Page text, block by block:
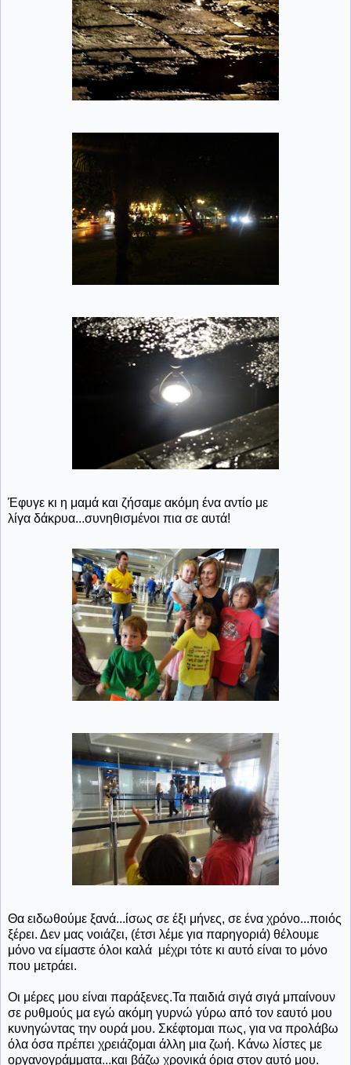
Έφυγε κι η μαμά και ζήσαμε ακόμη ένα αντίο με
λίγα δάκρυα...συνηθισμένοι πια σε αυτά!
Θα ειδωθούμε ξανά...ίσως σε έξι μήνες, σε ένα χρόνο...ποιός
ξέρει. Δεν μας νοιάζει, (έτσι λέμε για παρηγοριά) θέλουμε
μόνο να είμαστε όλοι καλά μέχρι τότε κι αυτό είναι το μόνο
που μετράει.
Οι μέρες μου είναι παράξενες.Τα παιδιά σιγά σιγά μπαίνουν
σε ρυθμούς μα εγώ ακόμη γυρνώ γύρω από τον εαυτό μου
κυνηγώντας την ουρά μου. Σκέφτομαι πως, για να προλάβω
όλα όσα πρέπει χρειάζομαι άλλη μια ζωή. Κάνω λίστες με
οργανογράμματα...και βάζω χρονικά όρια στον αυτό μου.